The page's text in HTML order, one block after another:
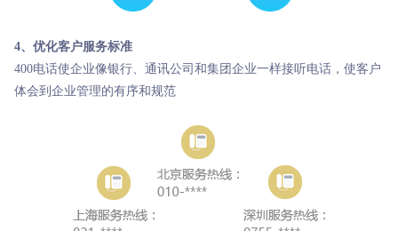
4、优化客户服务标准
400电话使企业像银行、通讯公司和集团企业一样接听电话，使客户
体会到企业管理的有序和规范